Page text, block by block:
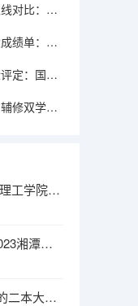
2026年青岛科技大学各省录取线对比：物理类与历史类分数差异分析
2026年浙江理工大学第二课堂成绩单：社会实践、志愿服务与素质拓展
南京师范大学2026年奖助学金评定：国家奖学金、励志奖学金与助学金
辽宁大学2026年转专业政策与辅修双学位：申请条件与流程
大连理工大学和南通理工学院哪个好 录取分数线对比
河北高中学校排名 2023湘潭大学排名多少位
2023高考300分左右的二本大学 2023年高考325分能上什么大学